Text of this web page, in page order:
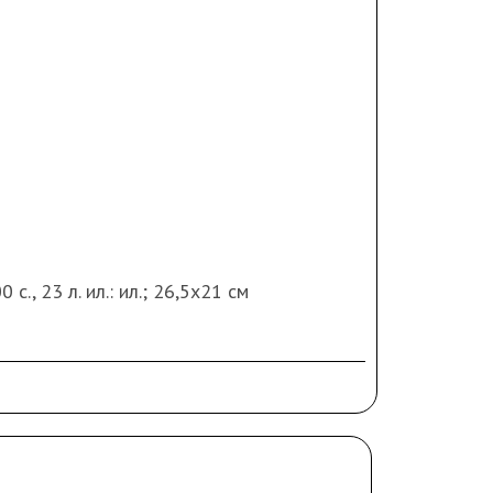
с., 23 л. ил.: ил.; 26,5х21 см
1959 - 615 с., 20 л. ил.: ил.;